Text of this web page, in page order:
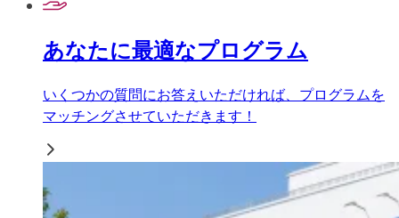
あなたに最適なプログラム
いくつかの質問にお答えいただければ、プログラムを
マッチングさせていただきます！